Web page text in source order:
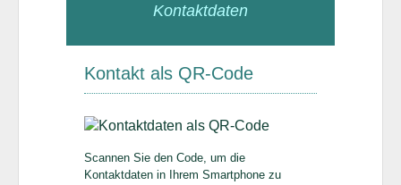
Kontaktdaten
Kontakt als QR-Code
Scannen Sie den Code, um die
Kontaktdaten in Ihrem Smartphone zu